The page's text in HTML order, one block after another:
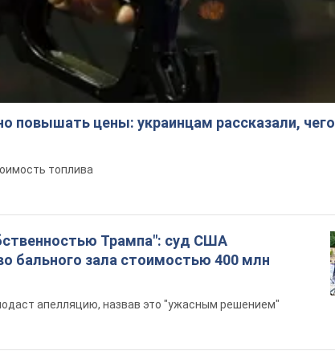
повышать цены: украинцам рассказали, чего
топлива
Трампа": суд США
бального зала стоимостью 400 млн
апелляцию, назвав это "ужасным решением"